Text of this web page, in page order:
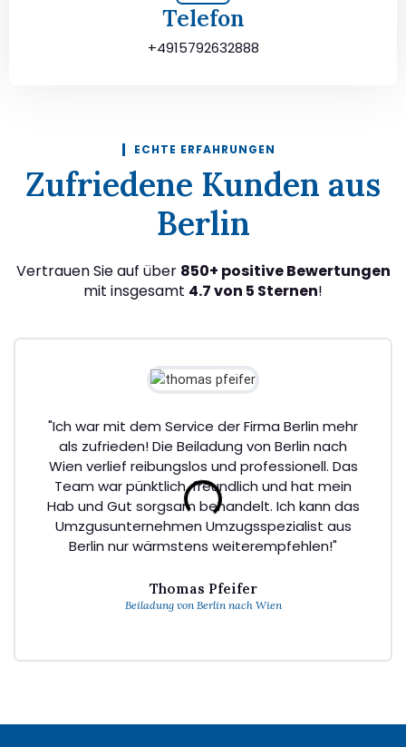
Telefon
+4915792632888
ECHTE ERFAHRUNGEN
Zufriedene Kunden aus
Berlin
Vertrauen Sie auf über 850+ positive Bewertungen
mit insgesamt 4.7 von 5 Sternen!
"Ich war mit dem Service der Firma Berlin mehr
als zufrieden! Die Beiladung von Berlin nach
Wien verlief reibungslos und professionell. Das
Team war pünktlich, freundlich und hat mein
Hab und Gut sorgsam behandelt. Ich kann das
Umzgusunternehmen Umzugsspezialist aus
Berlin nur wärmstens weiterempfehlen!"
Thomas Pfeifer
Beiladung von Berlin nach Wien